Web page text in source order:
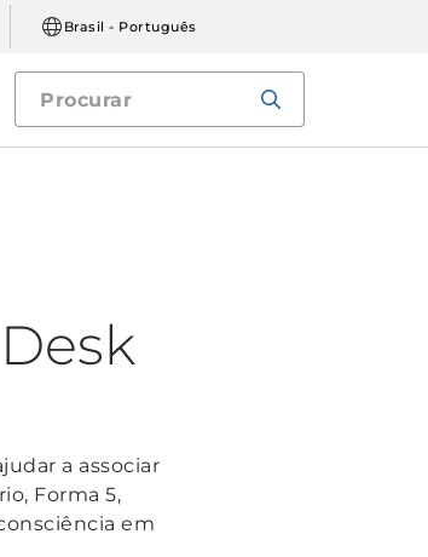
Brasil - Português
a associar
Forma 5,
em